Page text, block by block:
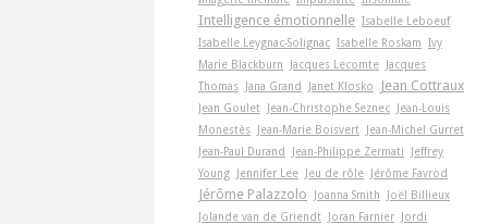
Intelligence émotionnelle Isabelle Leboeuf
Isabelle Leygnac-Solignac Isabelle Roskam Ivy
Marie Blackburn
Jacques Lecomte Jacques
Thomas Jana Grand Janet Klosko Jean Cottraux
Jean Goulet Jean-Christophe Seznec Jean-Louis
Monestès Jean-Marie Boisvert Jean-Michel Gurret
Jean-Paul Durand
Jean-Philippe Zermati
Jeffrey
Young Jennifer Lee Jeu de rôle Jérôme Favrod
Jérôme Palazzolo Joanna Smith
Joël Billieux
Jolande van de Griendt Joran Farnier Jordi